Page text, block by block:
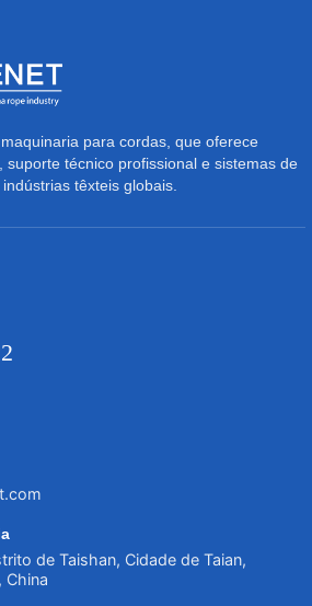
para cordas, que oferece
suporte técnico profissional e sistemas de
têxteis globais.
de Taishan, Cidade de Taian,
China